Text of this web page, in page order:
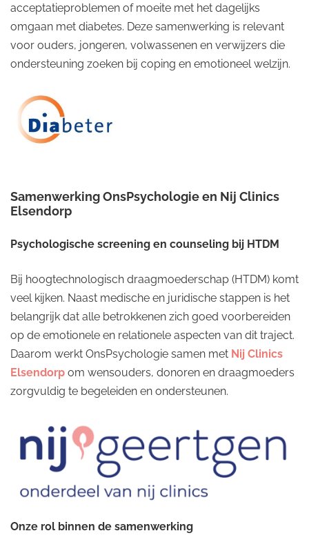
acceptatieproblemen of moeite met het dagelijks
omgaan met diabetes. Deze samenwerking is relevant
voor ouders, jongeren, volwassenen en verwijzers die
ondersteuning zoeken bij coping en emotioneel welzijn.
Samenwerking OnsPsychologie en Nij Clinics
Elsendorp
Psychologische screening en counseling bij HTDM
Bij hoogtechnologisch draagmoederschap (HTDM) komt
veel kijken. Naast medische en juridische stappen is het
belangrijk dat alle betrokkenen zich goed voorbereiden
op de emotionele en relationele aspecten van dit traject.
Daarom werkt OnsPsychologie samen met Nij Clinics
Elsendorp om wensouders, donoren en draagmoeders
zorgvuldig te begeleiden en ondersteunen.
Onze rol binnen de samenwerking